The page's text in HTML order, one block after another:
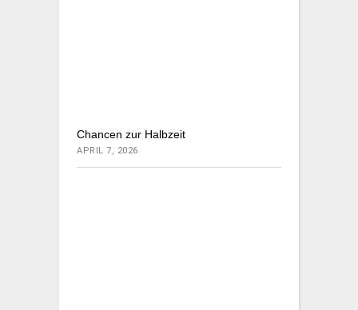
Chancen zur Halbzeit
APRIL 7, 2026